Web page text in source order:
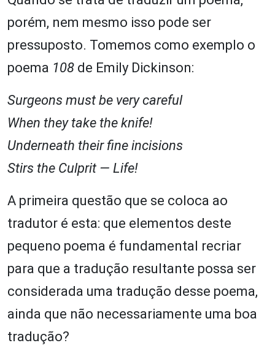
porém, nem mesmo isso pode ser
pressuposto. Tomemos como exemplo o
poema 108 de Emily Dickinson:
Surgeons must be very careful
When they take the knife!
Underneath their fine incisions
Stirs the Culprit — Life!
A primeira questão que se coloca ao
tradutor é esta: que elementos deste
pequeno poema é fundamental recriar
para que a tradução resultante possa ser
considerada uma tradução desse poema,
ainda que não necessariamente uma boa
tradução?